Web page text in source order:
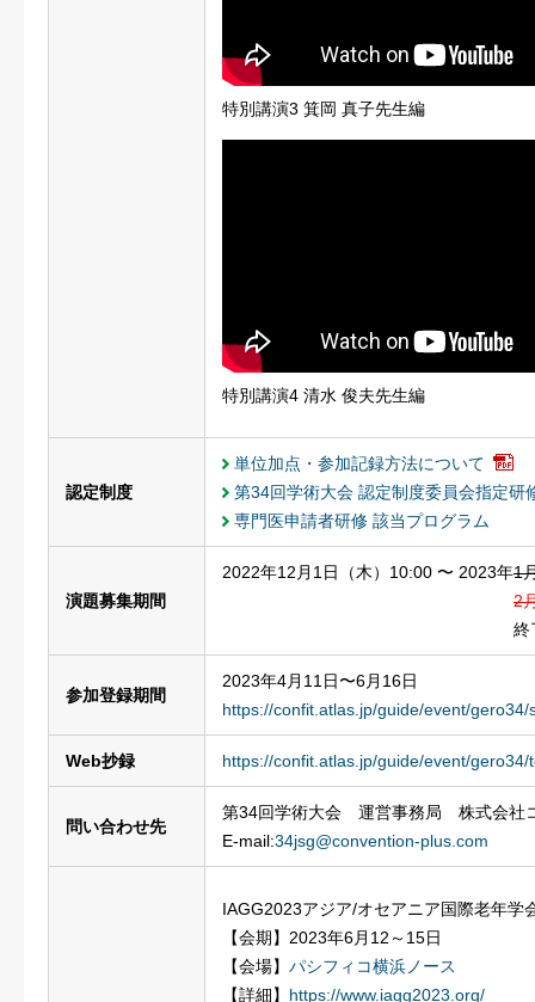
特別講演3 箕岡 真子先生編
特別講演4 清水 俊夫先生編
認定制度
単位加点・参加記録方法について
第34回学術大会 認定制度委員会指定研
専門医申請者研修 該当プログラム
演題募集期間
2022年12月1日（木）10:00 〜 2023年1
2
終
参加登録期間
2023年4月11日〜6月16日
https://confit.atlas.jp/guide/event/
Web抄録 https://confit.atlas.jp/guide/event/gero34/
問い合わせ先
第34回学術大会 運営事務局 株式会社
E-mail:34jsg@convention-plus.com
IAGG2023アジア/オセアニア国際老年学
【会期】2023年6月12～15日
【会場】 パシフィコ横浜ノース
【詳細】 https://www.iagg2023.org/